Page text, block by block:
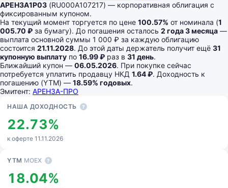
АРЕНЗА1Р03 (RU000A107217) — корпоративная облигация с
фиксированным купоном.
На текущий момент торгуется по цене 100.57% от номинала (1
005.70 ₽ за бумагу). До погашения осталось 2 года 3 месяца —
выплата основной суммы 1 000 ₽ за каждую облигацию
состоится 21.11.2028. До этой даты держатель получит ещё 31
купонную выплату по 16.99 ₽ раз в 31 день.
Ближайший купон — 06.05.2026. При покупке сейчас
потребуется уплатить продавцу НКД 1.64 ₽. Доходность к
погашению (YTM) — 18.59% годовых.
Эмитент: АРЕНЗА-ПРО
Основные показатели
НАША ДОХОДНОСТЬ ?
22.73%
к оферте 11.11.2026
YTM MOEX ?
18.04%